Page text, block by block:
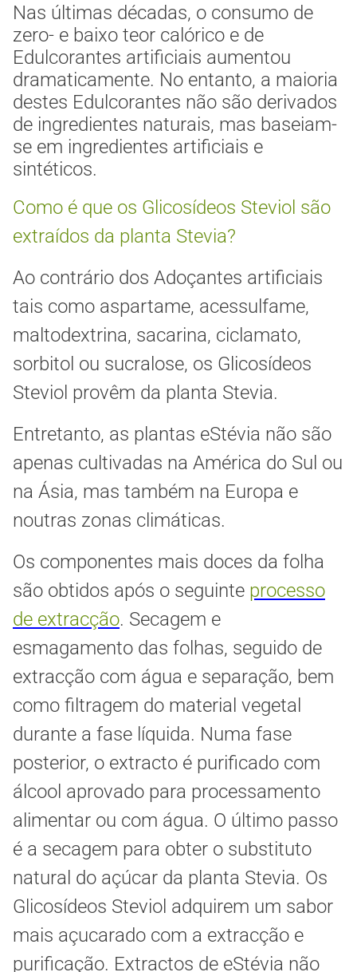
Nas últimas décadas, o consumo de
zero- e baixo teor calórico e de
Edulcorantes artificiais aumentou
dramaticamente. No entanto, a maioria
destes Edulcorantes não são derivados
de ingredientes naturais, mas baseiam-
se em ingredientes artificiais e
sintéticos.
Como é que os Glicosídeos Steviol são
extraídos da planta Stevia?
Ao contrário dos Adoçantes artificiais
tais como aspartame, acessulfame,
maltodextrina, sacarina, ciclamato,
sorbitol ou sucralose, os Glicosídeos
Steviol provêm da planta Stevia.
Entretanto, as plantas eStévia não são
apenas cultivadas na América do Sul ou
na Ásia, mas também na Europa e
noutras zonas climáticas.
Os componentes mais doces da folha
são obtidos após o seguinte processo
de extracção. Secagem e
esmagamento das folhas, seguido de
extracção com água e separação, bem
como filtragem do material vegetal
durante a fase líquida. Numa fase
posterior, o extracto é purificado com
álcool aprovado para processamento
alimentar ou com água. O último passo
é a secagem para obter o substituto
natural do açúcar da planta Stevia. Os
Glicosídeos Steviol adquirem um sabor
mais açucarado com a extracção e
purificação. Extractos de eStévia não